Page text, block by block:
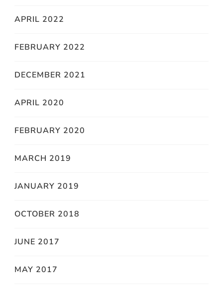
APRIL 2022
FEBRUARY 2022
DECEMBER 2021
APRIL 2020
FEBRUARY 2020
MARCH 2019
JANUARY 2019
OCTOBER 2018
JUNE 2017
MAY 2017